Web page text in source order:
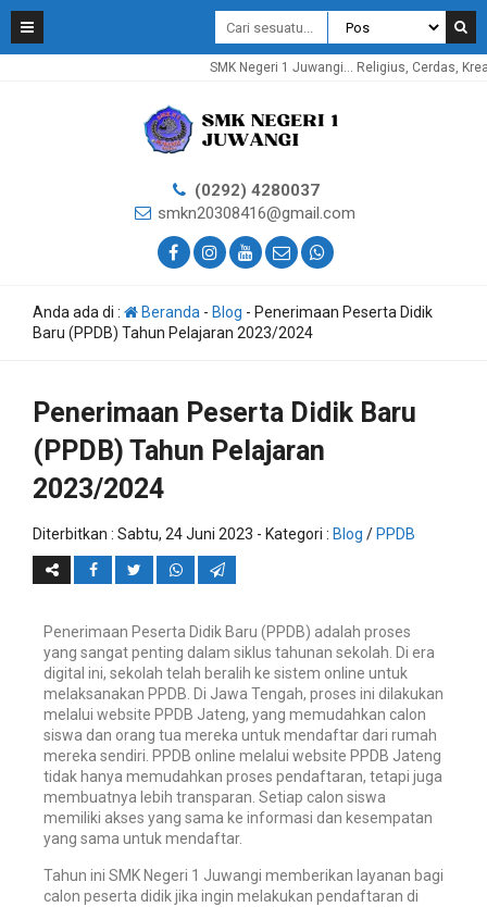
SMK Negeri 1 Juwangi... Religius, Cerdas,
(0292) 4280037
smkn20308416@gmail.com
Anda ada di : Beranda - Blog - Penerimaan Peserta Didik
Baru (PPDB) Tahun Pelajaran 2023/2024
Penerimaan Peserta Didik Baru
(PPDB) Tahun Pelajaran
2023/2024
Diterbitkan : Sabtu, 24 Juni 2023 - Kategori : Blog / PPDB
Penerimaan Peserta Didik Baru (PPDB) adalah proses
yang sangat penting dalam siklus tahunan sekolah. Di era
digital ini, sekolah telah beralih ke sistem online untuk
melaksanakan PPDB. Di Jawa Tengah, proses ini dilakukan
melalui website PPDB Jateng, yang memudahkan calon
siswa dan orang tua mereka untuk mendaftar dari rumah
mereka sendiri. PPDB online melalui website PPDB Jateng
tidak hanya memudahkan proses pendaftaran, tetapi juga
membuatnya lebih transparan. Setiap calon siswa
memiliki akses yang sama ke informasi dan kesempatan
yang sama untuk mendaftar.
Tahun ini SMK Negeri 1 Juwangi memberikan layanan bagi
calon peserta didik jika ingin melakukan pendaftaran di